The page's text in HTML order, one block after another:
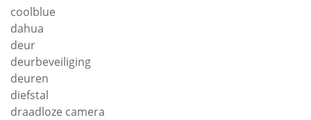
coolblue
dahua
deur
deurbeveiliging
deuren
diefstal
draadloze camera